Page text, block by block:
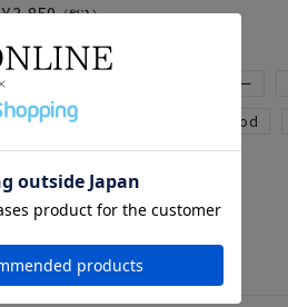
¥3,850 税込
カットソー
レッド
nop de nod
グレージュ